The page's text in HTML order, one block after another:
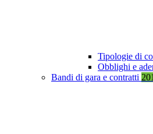
Tipologie di
Obblighi e
Bandi di gara e contratti 201